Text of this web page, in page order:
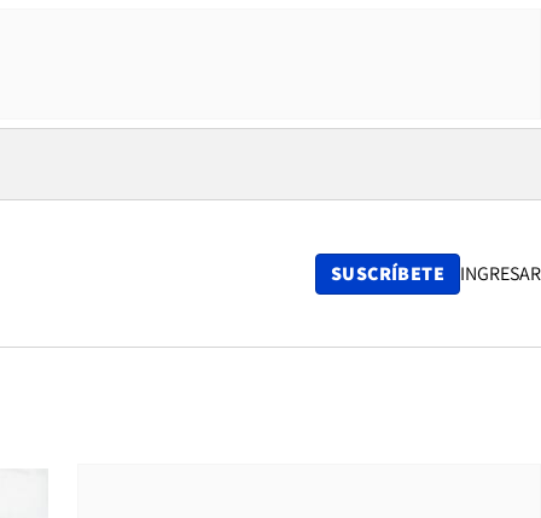
SUSCRÍBETE INGRESAR